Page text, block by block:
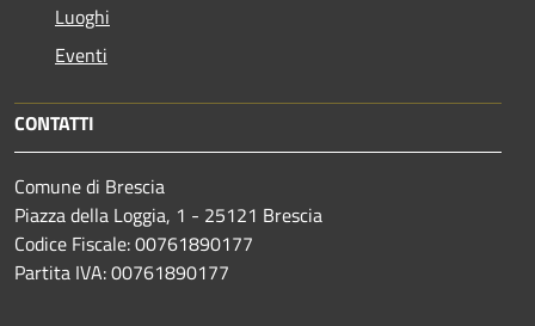
Luoghi
Eventi
CONTATTI
Comune di Brescia
Piazza della Loggia, 1 - 25121 Brescia
Codice Fiscale: 00761890177
Partita IVA: 00761890177